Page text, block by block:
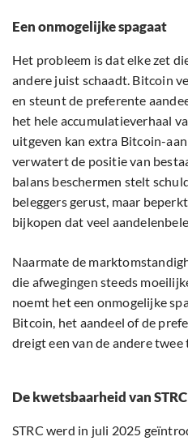
Een onmogelijke spagaat
Het probleem is dat elke zet
andere juist schaadt. Bitcoin
en steunt de preferente
het hele accumulatieverhaal
uitgeven kan extra Bitcoin-
verwatert de positie van
balans beschermen stelt
beleggers gerust, maar
bijkopen dat veel
Naarmate de
die afwegingen steeds
noemt het een onmogelijke
Bitcoin, het aandeel of de
dreigt een van de andere
De kwetsbaarheid van STRC
STRC werd in juli 2025